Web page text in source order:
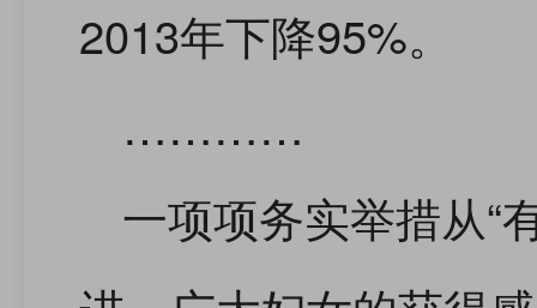
2013年下降95%。
…………
一项项务实举措从“